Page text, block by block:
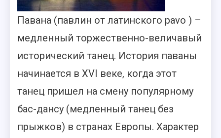
Павана (павлин от латинского pavo ) –
медленный торжественно-величавый
исторический танец. История паваны
начинается в XVI веке, когда этот
танец пришел на смену популярному
бас-дансу (медленный танец без
прыжков) в странах Европы. Характер